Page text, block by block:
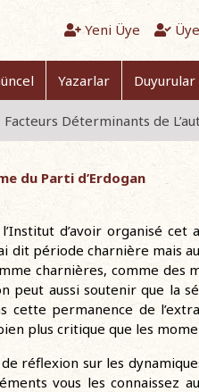
Yeni Üye
Yazarlar Duyurular
Facteurs Déterminants de
du Parti d’Erdogan
d’avoir organisé cet
dit période charnière mais
charnières, comme des
peut aussi soutenir que la
permanence de
plus critique que les
réflexion sur les
vous les connaissez